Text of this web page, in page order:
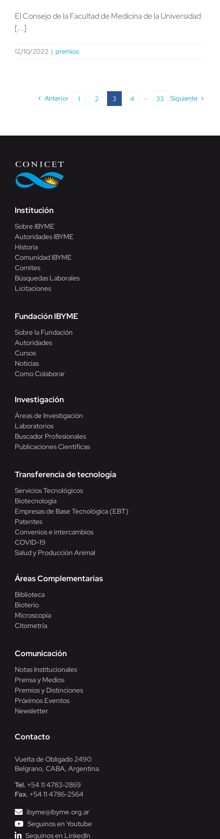
El Consejo de la Facultad de Medicina de la Universidad
[...]
12/10/2022 | premios
Anterior 1 2 3 4 ··· 33 Siguiente
Institución
Sobre IBYME
Autoridades IBYME
Historia
Comunidad IBYME
Comites
Búsquedas Laborales
Licitaciones
Fundación IBYME
Sobre la Fundación
Autoridades
Cursos
Noticias
Como Colaborar
Investigación
Áreas de Investigación
Laboratorios
Buscador Profesionales
Publicaciones Científicas
Transferencia de tecnología
Servicios Tecnológicos
Biotecnología
Empresas de Base Tecnológica (EBT)
Patentes
Convenios e intercambios
COVID-19
Salud y Producción Animal
Áreas Complementarias
Biblioteca
Bioterio
Microscopía
Citometría
Comunicación
Notas Institucionales
Prensa y Medios
Premios y Distinciones
Próximos Eventos
Newsletter
Contacto
Vuelta de Obligado 2490
Belgrano, CABA, Argentina.
Tel. +54 11 4783-2869
Fax. +54 11 4786-2564
ibyme@ibyme.org.ar
Seguinos en Youtube
Seguinos en LinkedIn